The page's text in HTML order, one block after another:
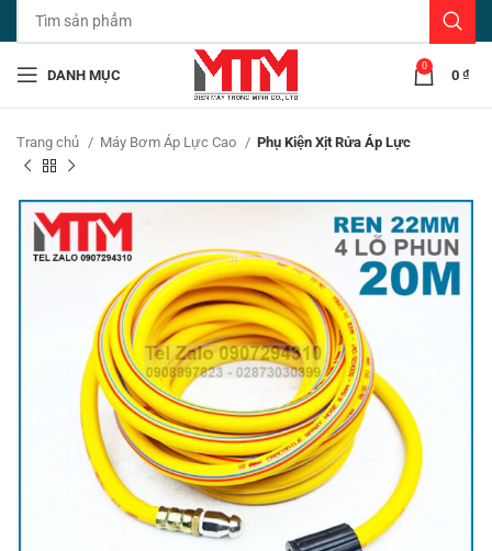
DANH MỤC
0
0 ₫
Trang chủ Máy Bơm Áp Lực Cao Phụ Kiện Xịt Rửa Áp Lực